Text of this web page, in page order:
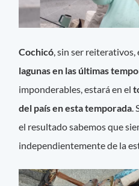
Cochicó , sin ser reiterativos,
lagunas en las últimas
imponderables, estará en el
del país en esta temporada
el resultado sabemos que
independientemente de la